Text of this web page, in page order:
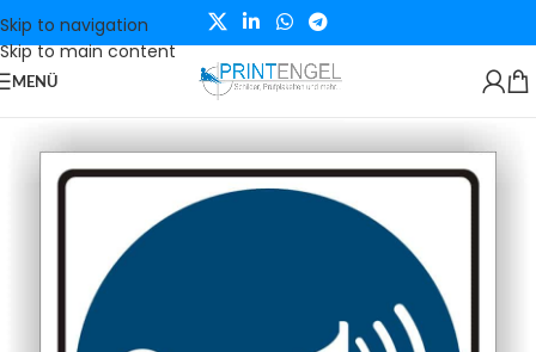
Skip to navigation
Skip to main content
MENÜ